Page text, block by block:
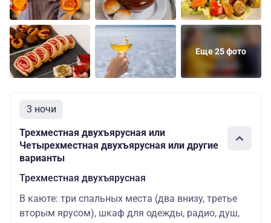
Еще 25 фото
3 ночи
Трехместная двухъярусная или
Четырехместная двухъярусная или другие
варианты
Трехместная двухъярусная
В каюте: три спальных места (два внизу, третье
вторым ярусом), шкаф для одежды, радио, душ,